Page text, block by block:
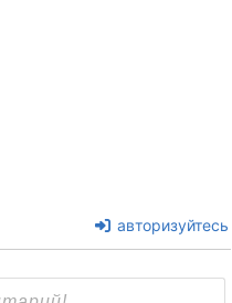
авторизуйтесь